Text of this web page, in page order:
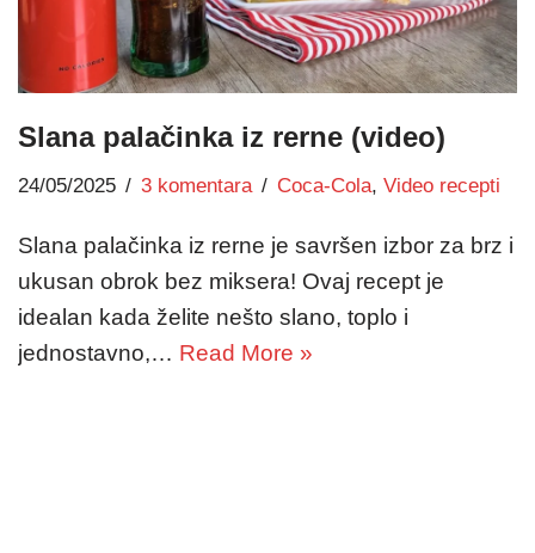
Slana palačinka iz rerne (video)
24/05/2025 3 komentara Coca-Cola, Video recepti
Slana palačinka iz rerne je savršen izbor za brz i
ukusan obrok bez miksera! Ovaj recept je
idealan kada želite nešto slano, toplo i
jednostavno,… Read More »